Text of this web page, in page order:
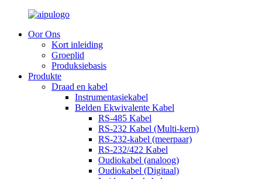
Oor Ons
Kort inleiding
Groeplid
Produksiebasis
Produkte
Draad en kabel
Instrumentasiekabel
Belden Ekwivalente Kabel
RS-485 Kabel
RS-232 Kabel (Multi-kern)
RS-232-kabel (meerpaar)
RS-232/422 Kabel
Oudiokabel (analoog)
Oudiokabel (Digitaal)